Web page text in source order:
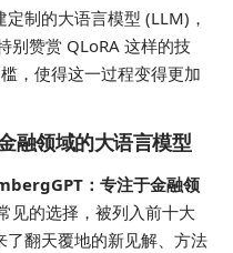
制的大语言模型 (LLM)，
别赞赏 QLoRA 这样的技
，使得这一过程变得更加
融领域的大语言模型
：专注于金融领
见的选择，被列入前十大
翻天覆地的新见解、方法